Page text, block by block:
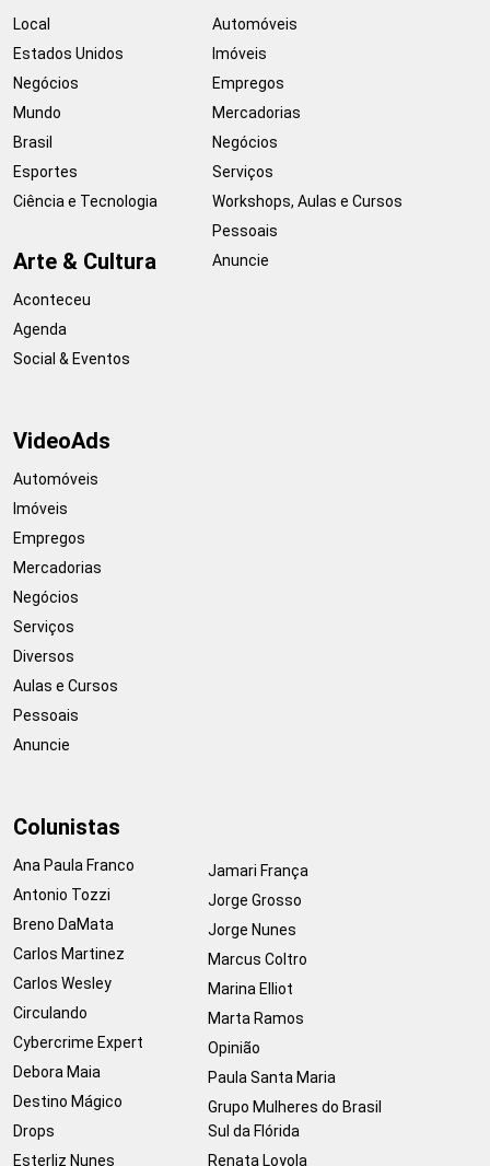
Local
Estados Unidos
Negócios
Mundo
Brasil
Esportes
Ciência e Tecnologia
Arte & Cultura
Aconteceu
Agenda
Social & Eventos
Automóveis
Imóveis
Empregos
Mercadorias
Negócios
Serviços
Workshops, Aulas e Cursos
Pessoais
Anuncie
VideoAds
Automóveis
Imóveis
Empregos
Mercadorias
Negócios
Serviços
Diversos
Aulas e Cursos
Pessoais
Anuncie
Colunistas
Ana Paula Franco
Antonio Tozzi
Breno DaMata
Carlos Martinez
Carlos Wesley
Circulando
Cybercrime Expert
Debora Maia
Destino Mágico
Drops
Esterliz Nunes
Jamari França
Jorge Grosso
Jorge Nunes
Marcus Coltro
Marina Elliot
Marta Ramos
Opinião
Paula Santa Maria
Grupo Mulheres do Brasil
Sul da Flórida
Renata Loyola